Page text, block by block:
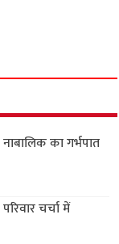
का गर्भपात
चर्चा में